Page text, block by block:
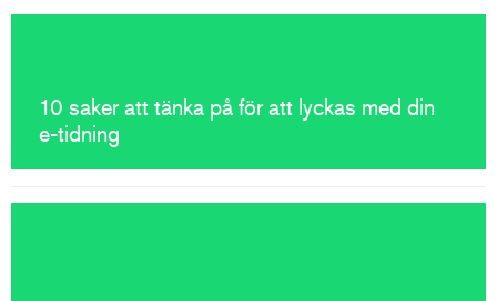
10 saker att tänka på för att lyckas med din
e-tidning